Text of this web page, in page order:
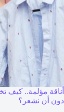
أناقة مؤلمة.. كيف
دون أن نشعر؟